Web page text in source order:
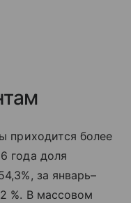
приходится более
года доля
за январь–
%. В массовом